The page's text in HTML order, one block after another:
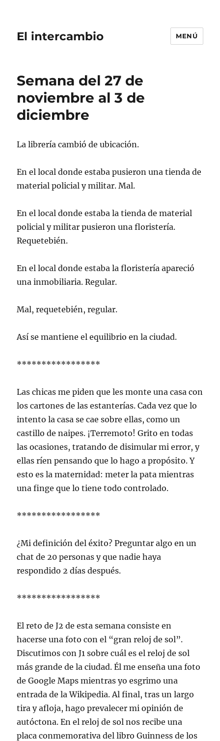
El intercambio MENÚ
Semana del 27 de
noviembre al 3 de
diciembre
La librería cambió de ubicación.
En el local donde estaba pusieron una tienda de
material policial y militar. Mal.
En el local donde estaba la tienda de material
policial y militar pusieron una floristería.
Requetebién.
En el local donde estaba la floristería apareció
una inmobiliaria. Regular.
Mal, requetebién, regular.
Así se mantiene el equilibrio en la ciudad.
*****************
Las chicas me piden que les monte una casa con
los cartones de las estanterías. Cada vez que lo
intento la casa se cae sobre ellas, como un
castillo de naipes. ¡Terremoto! Grito en todas
las ocasiones, tratando de disimular mi error, y
ellas ríen pensando que lo hago a propósito. Y
esto es la maternidad: meter la pata mientras
una finge que lo tiene todo controlado.
*****************
¿Mi definición del éxito? Preguntar algo en un
chat de 20 personas y que nadie haya
respondido 2 días después.
*****************
El reto de J2 de esta semana consiste en
hacerse una foto con el “gran reloj de sol”.
Discutimos con J1 sobre cuál es el reloj de sol
más grande de la ciudad. Él me enseña una foto
de Google Maps mientras yo esgrimo una
entrada de la Wikipedia. Al final, tras un largo
tira y afloja, hago prevalecer mi opinión de
autóctona. En el reloj de sol nos recibe una
placa conmemorativa del libro Guinness de los